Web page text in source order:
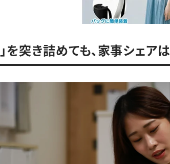
」を突き詰めても、家事シェ